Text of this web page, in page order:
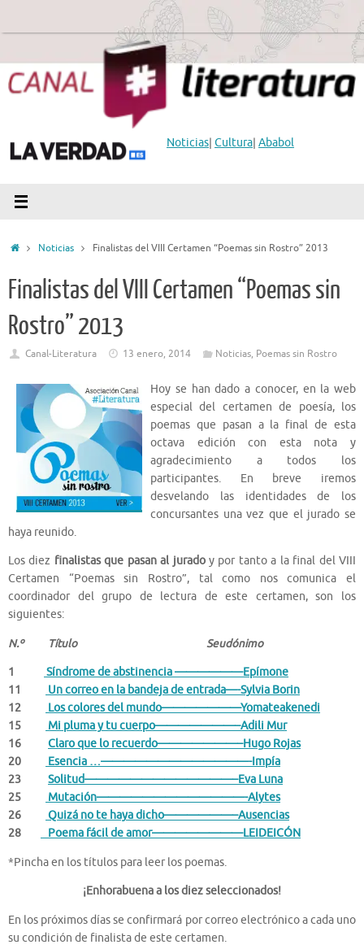
Noticias| Cultura| Ababol
InicioNoticias Finalistas del VIII Certamen “Poemas sin Rostro” 2013
Finalistas del VIII Certamen “Poemas sin
Rostro” 2013
Canal-Literatura 13 enero, 2014 Noticias, Poemas sin Rostro
Hoy se han dado a conocer, en la web
especial del certamen de poesía, los
poemas que pasan a la final de esta
octava edición con esta nota y
agradecimiento a todos los
participantes. En breve iremos
desvelando las identidades de los
concursantes una vez que el jurado se
haya reunido.
Los diez finalistas que pasan al juradoy por tanto a la final del VIII
Certamen “Poemas sin Rostro”, tal como nos comunica el
coordinador del grupo de lectura de este certamen, son los
siguientes:
N.º Título Seudónimo
1
Síndrome de abstinencia ——————Epímone
11
Un correo en la bandeja de entrada—-Sylvia Borin
12
Los colores del mundo———————Yomateakenedi
15
Mi pluma y tu cuerpo———————–Adili Mur
16 Claro que lo recuerdo———————–Hugo Rojas
20
Esencia …—————————————-Impía
23 Solitud—————————————–Eva Luna
25
Mutación—————————————-Alytes
26
Quizá no te haya dicho——————–Ausencias
28
Poema fácil de amor————————LEIDEICÓN
*Pincha en los títulos para leer los poemas.
¡Enhorabuena a los diez seleccionados!
En los próximos días se confirmará por correo electrónico a cada uno
su condición de finalista de este certamen.